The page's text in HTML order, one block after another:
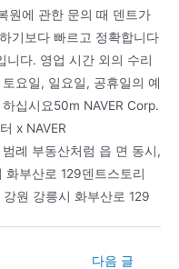
원에 관한 문의 때 덴트가
기보다 빠르고 정확합니다
다. 영업 시간 외의 수리
요일, 일요일, 공휴일의 예
십시요50m NAVER Corp.
x NAVER
례 부동산처럼 읍 면 동시,
부산로 129덴트스토리
원 강릉시 화부산로 129
다음 글